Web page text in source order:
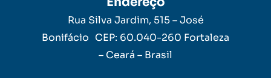
Rua Silva Jardim, 515 – José
Bonifácio CEP: 60.040-260 Fortaleza
– Ceará – Brasil